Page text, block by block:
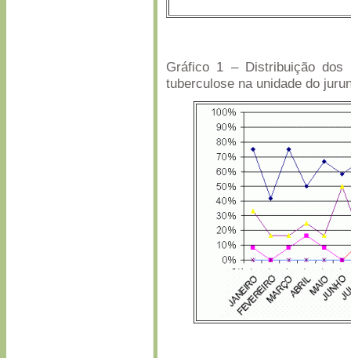
Gráfico 1 – Distribuição
tuberculose na unidade do